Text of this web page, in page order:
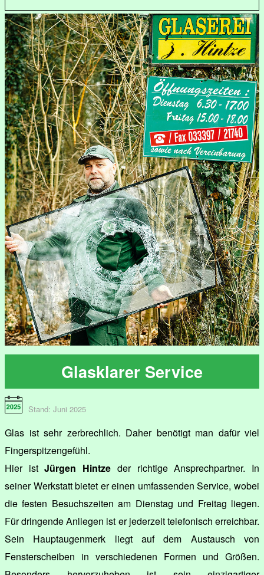
Glasklarer Service
Stand: Juni 2025
Glas ist sehr zerbrechlich. Daher benötigt man dafür viel
Fingerspitzengefühl.
Hier istJürgen Hintze der richtige Ansprechpartner. In
seiner Werkstatt bietet er einen umfassenden Service, wobei
die festen Besuchszeiten am Dienstag und Freitag liegen.
Für dringende Anliegen ist er jederzeit telefonisch erreichbar.
Sein Hauptaugenmerk liegt auf dem Austausch von
Fensterscheiben in verschiedenen Formen und Größen.